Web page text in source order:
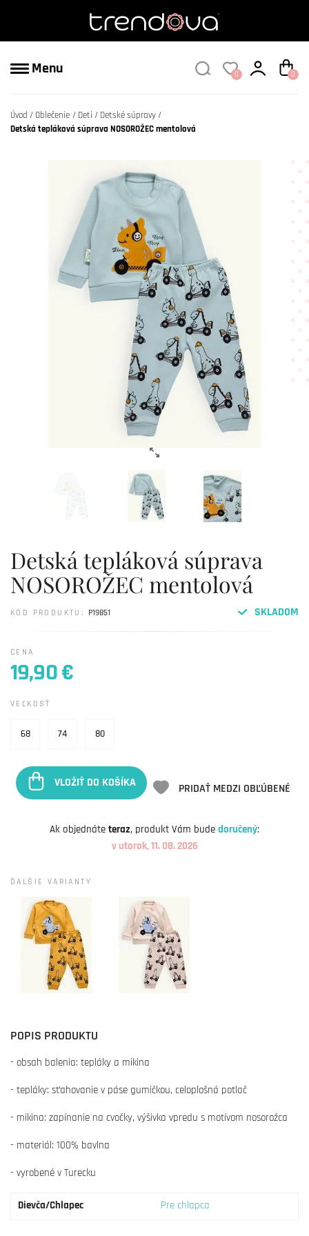
Menu 0 0
Úvod Oblečenie Deti
Detské súpravy
Detská tepláková súprava NOSOROŽEC mentolová
Detská tepláková súprava
NOSOROŽEC mentolová
SKLADOM
KÓD PRODUKTU: P19851
CENA
19,90 €
VEĽKOSŤ
68 74 80
VLOŽIŤ DO KOŠÍKA PRIDAŤ MEDZI OBĽÚBENÉ
Ak objednáte teraz, produkt Vám bude doručený:
v utorok, 11. 08. 2026
ĎALŠIE VARIANTY
POPIS PRODUKTU
- obsah balenia: tepláky a mikina
- tepláky: sťahovanie v páse gumičkou, celoplošná potlač
- mikina: zapínanie na cvočky, výšivka vpredu s motívom nosorožca
- materiál: 100% bavlna
- vyrobené v Turecku
Dievča/Chlapec Pre chlapca